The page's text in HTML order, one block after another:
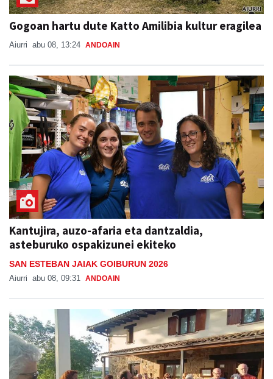
Gogoan hartu dute Katto Amilibia kultur eragilea
Aiurri abu 08, 13:24 ANDOAIN
Kantujira, auzo-afaria eta dantzaldia,
asteburuko ospakizunei ekiteko
SAN ESTEBAN JAIAK GOIBURUN 2026
Aiurri abu 08, 09:31 ANDOAIN